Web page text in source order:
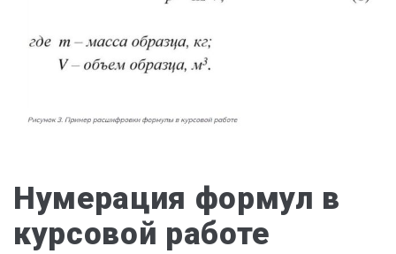
Нумерация формул в
курсовой работе